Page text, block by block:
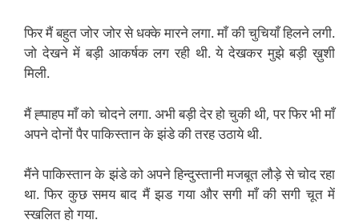
फिर मैं बहुत जोर जोर से धक्के मारने लगा. माँ की चुचियाँ हिलने लगी.
जो देखने में बड़ी आकर्षक लग रही थी. ये देखकर मुझे बड़ी ख़ुशी
मिली.
मैं ह्पाहप माँ को चोदने लगा. अभी बड़ी देर हो चुकी थी, पर फिर भी माँ
अपने दोनों पैर पाकिस्तान के झंडे की तरह उठाये थी.
मैंने पाकिस्तान के झंडे को अपने हिन्दुस्तानी मजबूत लौड़े से चोद रहा
था. फिर कुछ समय बाद मैं झड गया और सगी माँ की सगी चूत में
स्खलित हो गया.